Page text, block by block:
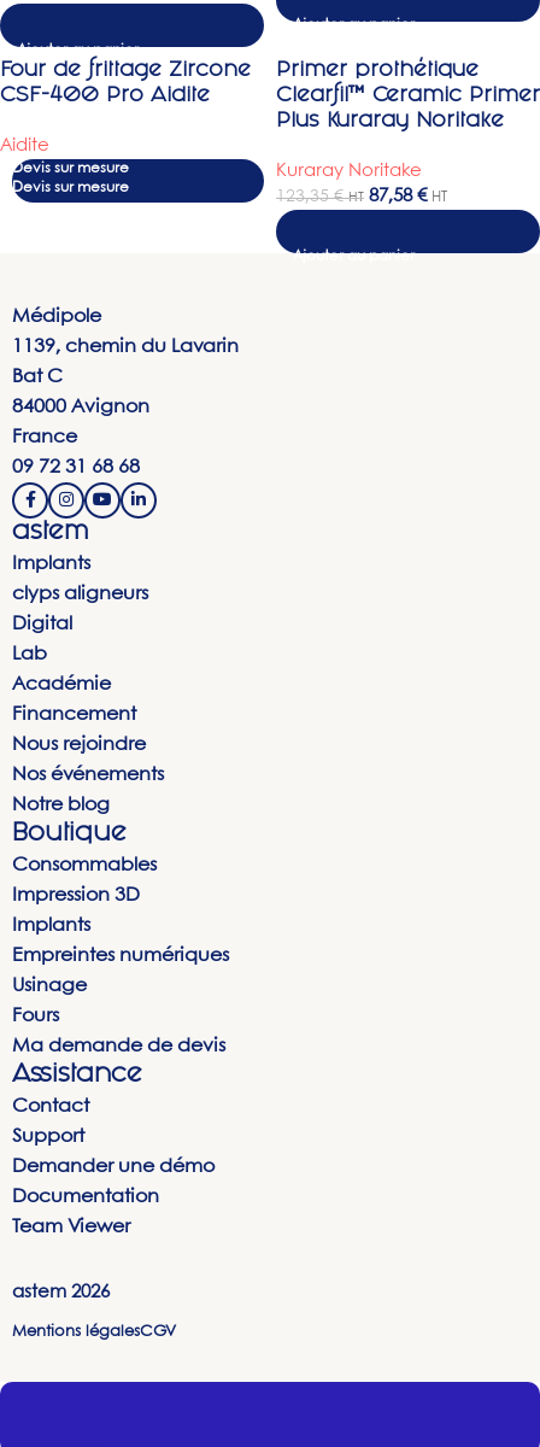
Choix des options
Four de frittage Zircone
CSF-400 Pro Aidite
Aidite
Devis sur mesure
-26%
Primer prothétique
Clearfil™ Ceramic Primer
Plus Kuraray Noritake
Kuraray Noritake
123,35€ HT 87,58 € HT
Médipole
1139, chemin du Lavarin
Bat C
84000 Avignon
France
09 72 31 68 68
astem
Implants
clyps aligneurs
Digital
Lab
Académie
Financement
Nous rejoindre
Nos événements
Notre blog
Boutique
Consommables
Impression 3D
Implants
Empreintes numériques
Usinage
Fours
Ma demande de devis
Assistance
Contact
Support
Demander une démo
Documentation
Team Viewer
astem 2026
Mentions légalesCGV